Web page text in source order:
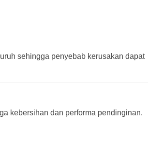
sehingga penyebab kerusakan dapat
kebersihan dan performa pendinginan.